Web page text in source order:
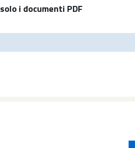
solo i documenti PDF